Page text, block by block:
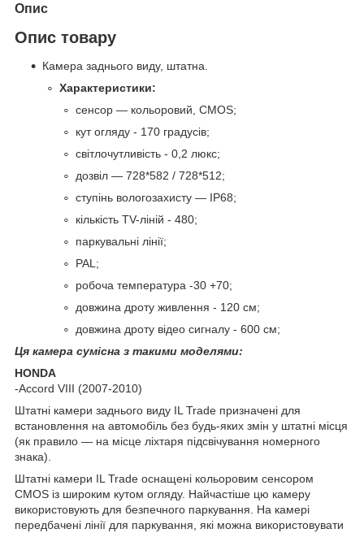
Опис
Опис товару
Камера заднього виду, штатна.
Характеристики:
сенсор — кольоровий, CMOS;
кут огляду - 170 градусів;
світлочутливість - 0,2 люкс;
дозвіл — 728*582 / 728*512;
ступінь вологозахисту — IP68;
кількість TV-ліній - 480;
паркувальні лінії;
PAL;
робоча температура -30 +70;
довжина дроту живлення - 120 см;
довжина дроту відео сигналу - 600 см;
Ця камера сумісна з такими моделями:
HONDA
-Accord VIII (2007-2010)
Штатні камери заднього виду IL Trade призначені для
встановлення на автомобіль без будь-яких змін у штатні місця
(як правило — на місце ліхтаря підсвічування номерного
знака).
Штатні камери IL Trade оснащені кольоровим сенсором
CMOS із широким кутом огляду. Найчастіше цю камеру
використовують для безпечного паркування. На камері
передбачені лінії для паркування, які можна використовувати